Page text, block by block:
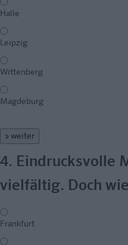
Halle
Leipzig
Wittenberg
Magdeburg
» weiter
4. Eindrucksvolle
vielfältig. Doch
Frankfurt